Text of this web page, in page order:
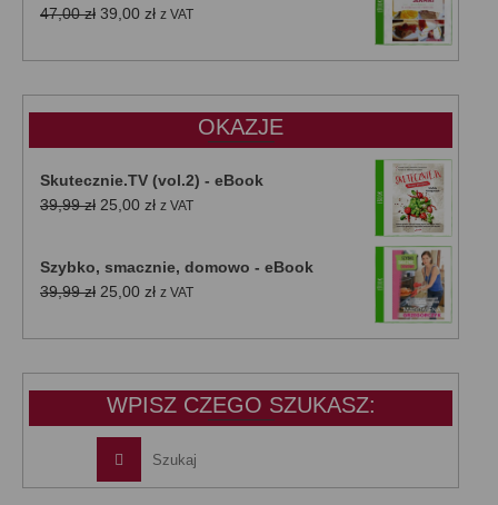
47,00zł Pierwotna
wynosiła:
39,00 złAktualna
wynosi:
z VAT
OKAZJE
Skutecznie.TV (vol.2) - eBook
39,99zł Pierwotna
39,99 zł.
25,00 złAktualna
25,00 zł.
z VAT
Szybko, smacznie, domowo - eBook
39,99zł Pierwotna
wynosiła:
25,00 złAktualna
wynosi:
z VAT
WPISZ CZEGO SZUKASZ: